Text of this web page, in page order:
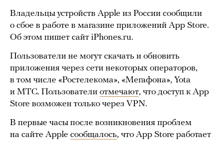
Владельцы устройств Apple из России сообщили
о сбое в работе в магазине приложений App Store.
Об этом пишет сайт iPhones.ru.
Пользователи не могут скачать и обновить
приложения через сети некоторых операторов,
в том числе «Ростелекома», «Мегафона», Yota
и МТС. Пользователи отмечают, что доступ к App
Store возможен только через VPN.
В первые часы после возникновения проблем
на сайте Apple сообщалось, что App Store работает